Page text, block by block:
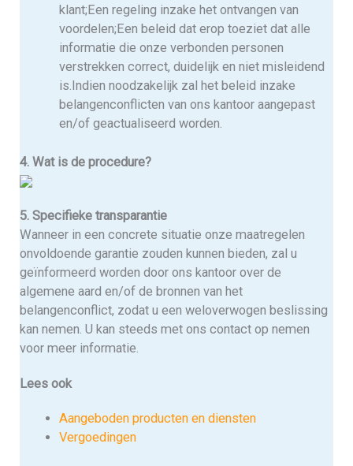
klant;Een regeling inzake het ontvangen van
voordelen;Een beleid dat erop toeziet dat alle
informatie die onze verbonden personen
verstrekken correct, duidelijk en niet misleidend
is.Indien noodzakelijk zal het beleid inzake
belangenconflicten van ons kantoor aangepast
en/of geactualiseerd worden.
4. Wat is de procedure?
5. Specifieke transparantie
Wanneer in een concrete situatie onze maatregelen
onvoldoende garantie zouden kunnen bieden, zal u
geïnformeerd worden door ons kantoor over de
algemene aard en/of de bronnen van het
belangenconflict, zodat u een weloverwogen beslissing
kan nemen. U kan steeds met ons contact op nemen
voor meer informatie.
Lees ook
Aangeboden producten en diensten
Vergoedingen